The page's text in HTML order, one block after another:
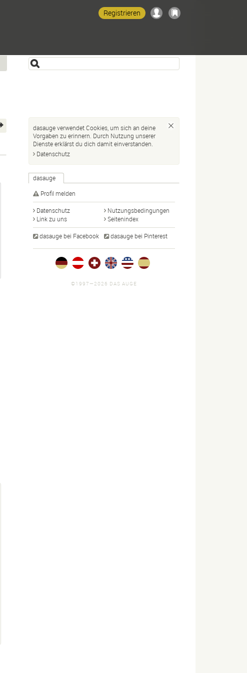
Registrieren
dasauge verwendet Cookies, um sich an deine
Vorgaben zu erinnern. Durch Nutzung unserer
Dienste erklärst du dich damit einverstanden.
Datenschutz
dasauge
Profil melden
Datenschutz
Nutzungsbedingungen
Link zu uns
Seitenindex
dasauge bei Facebook dasauge bei Pinterest
©1997—2026 DAS AUGE